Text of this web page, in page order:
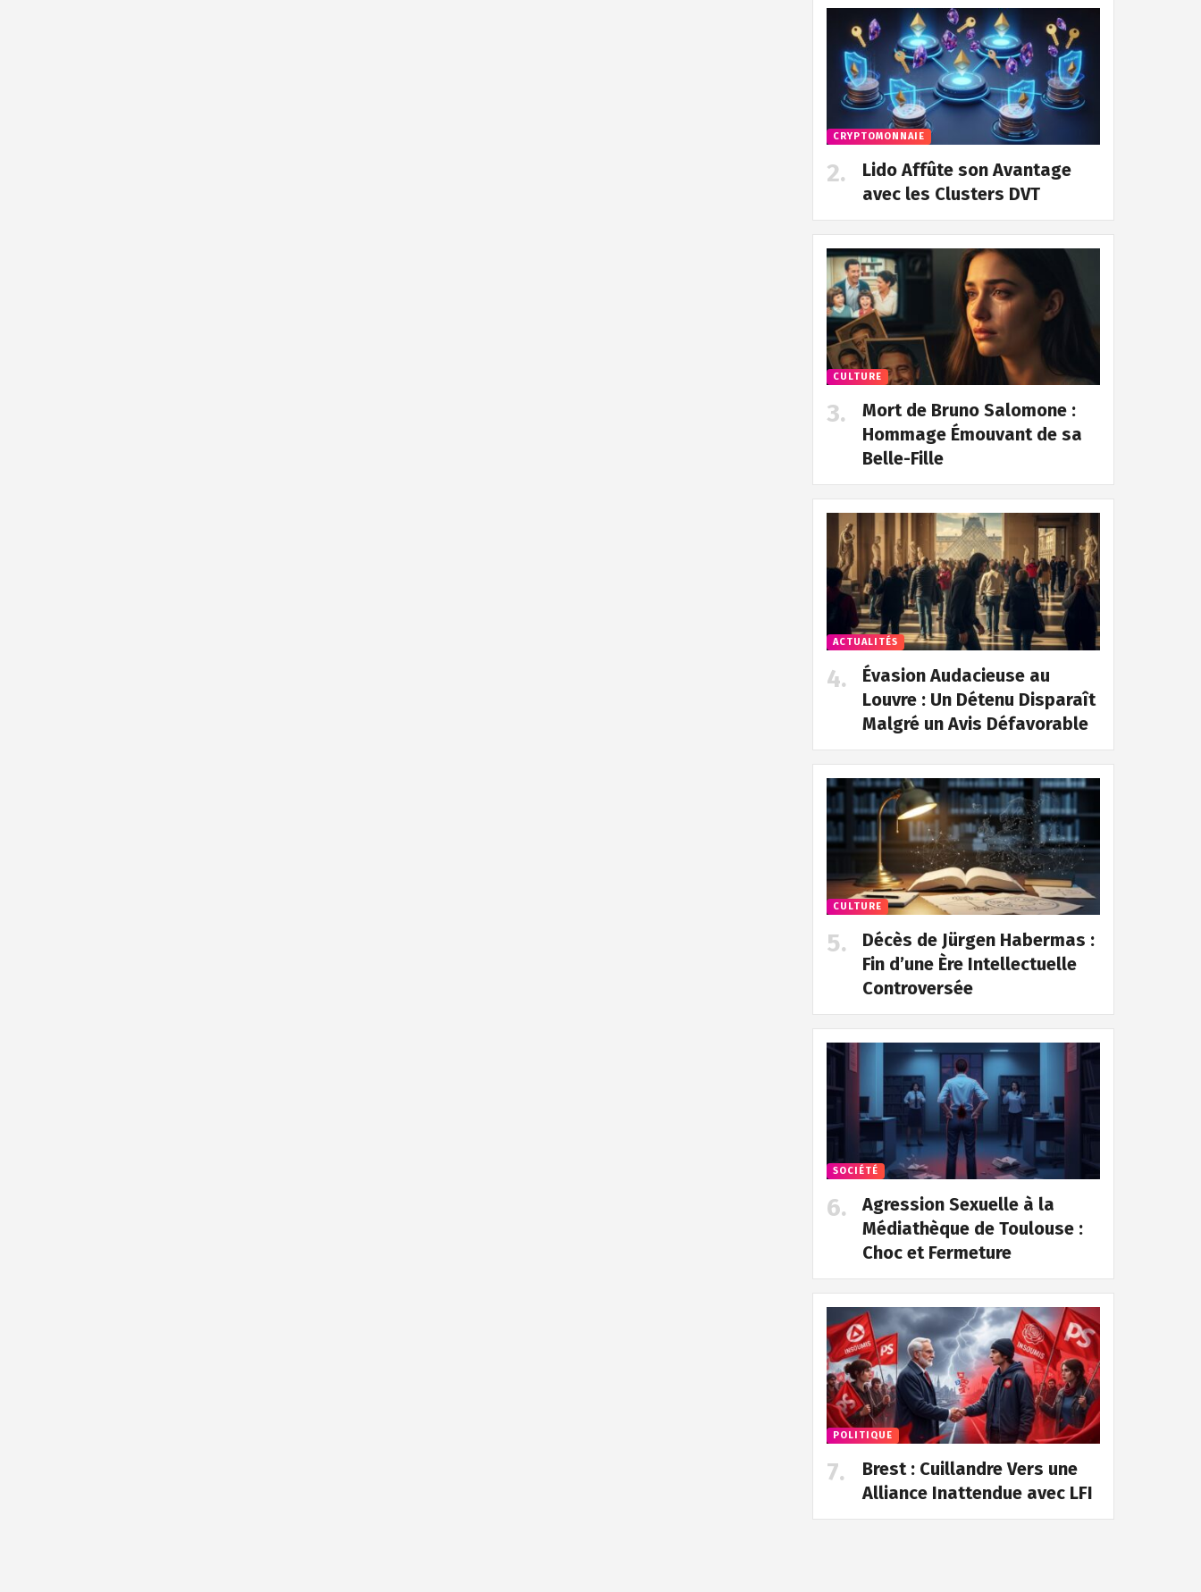
CRYPTOMONNAIE
Lido Affûte son Avantage
avec les Clusters DVT
CULTURE
Mort de Bruno Salomone :
Hommage Émouvant de sa
Belle-Fille
ACTUALITÉS
Évasion Audacieuse au
Louvre : Un Détenu Disparaît
Malgré un Avis Défavorable
CULTURE
Décès de Jürgen Habermas :
Fin d’une Ère Intellectuelle
Controversée
SOCIÉTÉ
Agression Sexuelle à la
Médiathèque de Toulouse :
Choc et Fermeture
POLITIQUE
Brest : Cuillandre Vers une
Alliance Inattendue avec LFI